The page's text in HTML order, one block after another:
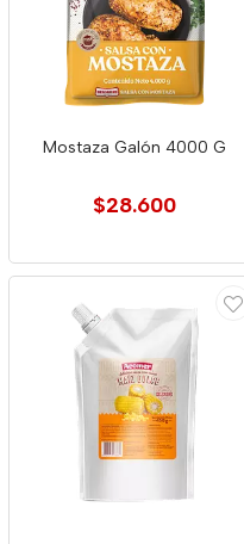
Mostaza Galón 4000 G
$28.600